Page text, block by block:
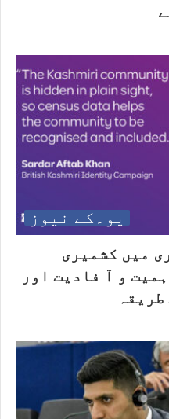
یو۔کے نیوز
میں کشمیری
و آ فادیت اور